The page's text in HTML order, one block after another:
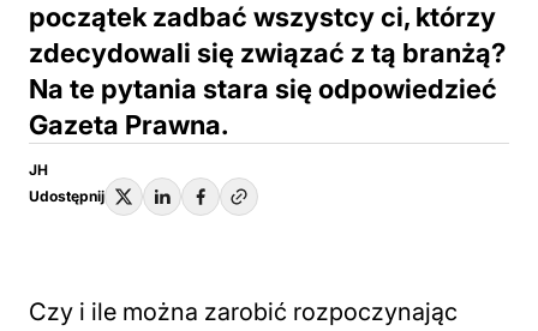
początek zadbać wszystcy ci, którzy
zdecydowali się związać z tą branżą?
Na te pytania stara się odpowiedzieć
Gazeta Prawna.
JH
Udostępnij
Czy i ile można zarobić rozpoczynając